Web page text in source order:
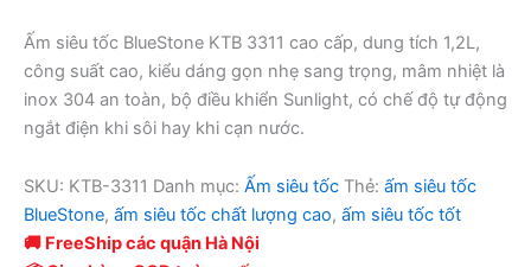
Ấm siêu tốc BlueStone KTB 3311 cao cấp, dung tích 1,2L,
công suất cao, kiểu dáng gọn nhẹ sang trọng, mâm nhiệt là
inox 304 an toàn, bộ điều khiển Sunlight, có chế độ tự động
ngắt điện khi sôi hay khi cạn nước.
SKU: KTB-3311 Danh mục: Ấm siêu tốc Thẻ: ấm siêu tốc
BlueStone, ấm siêu tốc chất lượng cao, ấm siêu tốc tốt
🚚 FreeShip các quận Hà Nội